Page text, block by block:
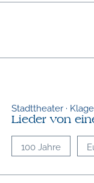
Stadttheater ·
Lieder von
100 Jahre